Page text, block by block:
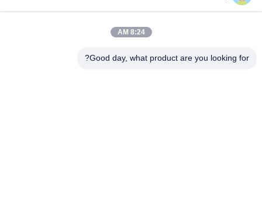
محرك بداية هوندا EX5 قطع غيار محرك دراجة نارية رخيصة بالجملة مع
8:24 AM
Good day, what product are you looking for?